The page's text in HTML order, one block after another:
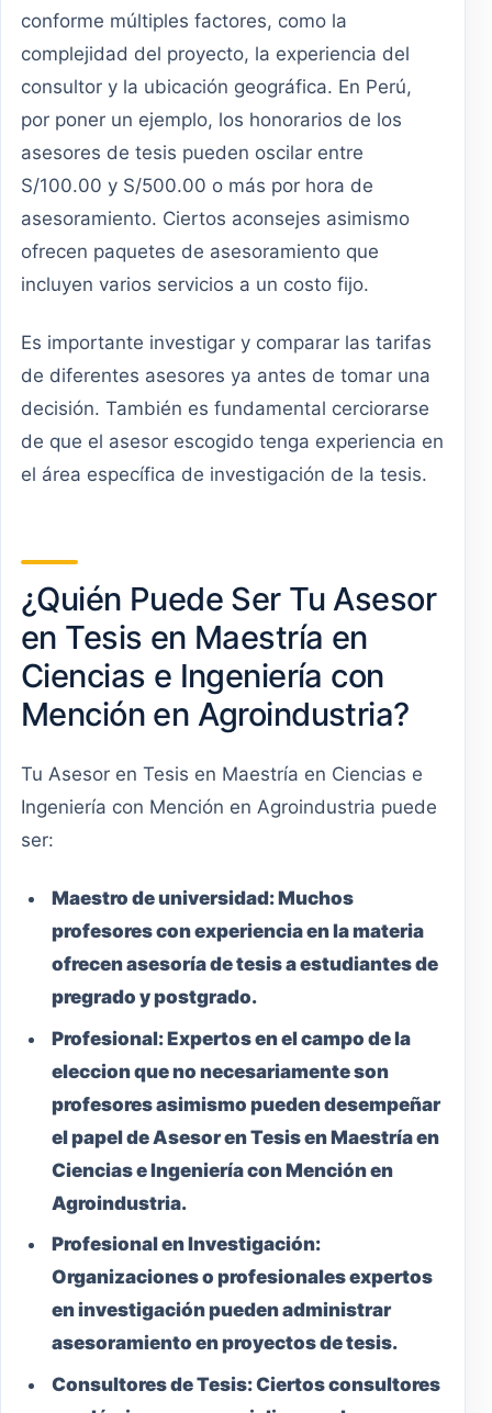
conforme múltiples factores, como la
complejidad del proyecto, la experiencia del
consultor y la ubicación geográfica. En Perú,
por poner un ejemplo, los honorarios de los
asesores de tesis pueden oscilar entre
S/100.00 y S/500.00 o más por hora de
asesoramiento. Ciertos aconsejes asimismo
ofrecen paquetes de asesoramiento que
incluyen varios servicios a un costo fijo.
Es importante investigar y comparar las tarifas
de diferentes asesores ya antes de tomar una
decisión. También es fundamental cerciorarse
de que el asesor escogido tenga experiencia en
el área específica de investigación de la tesis.
¿Quién Puede Ser Tu Asesor
en Tesis en Maestría en
Ciencias e Ingeniería con
Mención en Agroindustria?
Tu Asesor en Tesis en Maestría en Ciencias e
Ingeniería con Mención en Agroindustria puede
ser:
Maestrode universidad:Muchos
profesores con experiencia en la materia
ofrecen asesoría de tesis a estudiantes de
pregrado y postgrado.
Profesional:Expertos en el campo de la
eleccion que no necesariamente son
profesores asimismo pueden desempeñar
el papel de Asesor en Tesis en Maestría en
Ciencias e Ingeniería con Mención en
Agroindustria.
Profesional en Investigación:
Organizaciones o profesionales expertos
en investigación pueden administrar
asesoramiento en proyectos de tesis.
Consultores de Tesis:Ciertos consultores